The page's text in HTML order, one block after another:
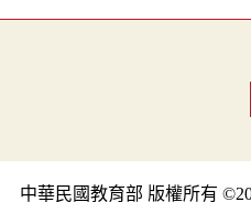
中華民國教育部 版權所有